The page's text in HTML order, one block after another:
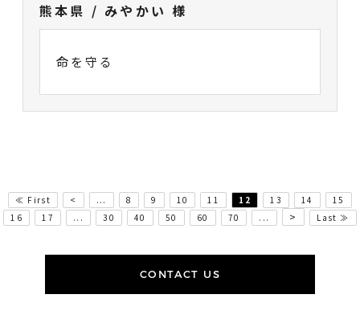
熊本県 / みやかい 様
命を守る
≪ First < ... 8 9 10 11 12 13 14
15
16
17 ... 30 40 50 60 70 ... > Last ≫
CONTACT US